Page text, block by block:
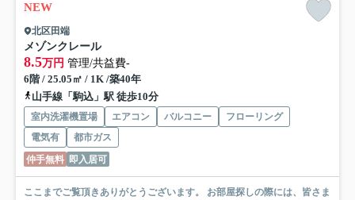
NEW
北区田端
メゾンクレール
8.5万円 管理/共益費-
6階 / 25.05㎡ / 1K /築40年
山手線「駒込」駅 徒歩10分
室内洗濯機置場 エアコン バルコニー
フローリング
電気有
都市ガス
仲手無料 即入居可
ここまでご覧頂きありがとうございます。 お部屋探しの際には、皆さま